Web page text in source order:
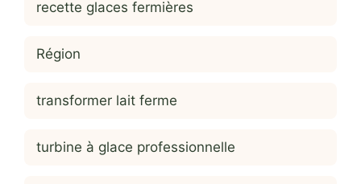
recette glaces fermières
Région
transformer lait ferme
turbine à glace professionnelle